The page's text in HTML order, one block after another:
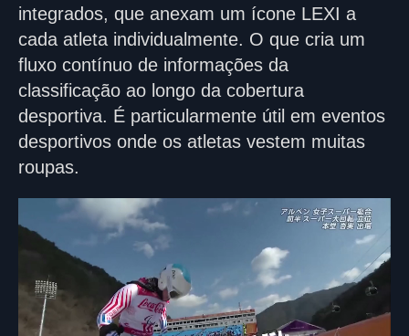
integrados, que anexam um ícone LEXI a
cada atleta individualmente. O que cria um
fluxo contínuo de informações da
classificação ao longo da cobertura
desportiva. É particularmente útil em eventos
desportivos onde os atletas vestem muitas
roupas.